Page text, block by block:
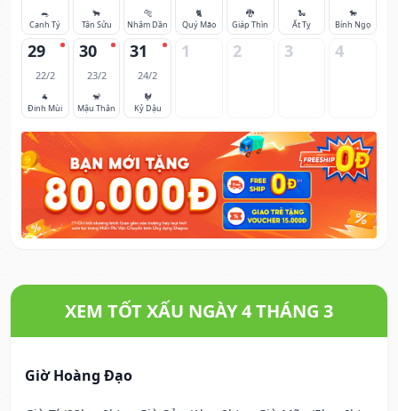
🐀
Canh Tý
🐂
Tân Sửu
🐅
Nhâm Dần
🐈
Quý Mão
🐉
Giáp Thìn
🐍
Ất Tỵ
🐎
Bính Ngọ
29
22/2
🐐
Đinh Mùi
30
23/2
🐒
Mậu Thân
31
24/2
🐓
Kỷ Dậu
1 2 3 4
XEM TỐT XẤU NGÀY 4 THÁNG 3
Giờ Hoàng Đạo